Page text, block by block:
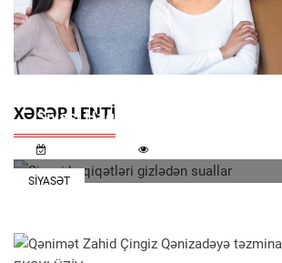
XƏBƏR LENTI
SIYASƏT
Siyasi Həqiqətləri Gizlədən Suallar